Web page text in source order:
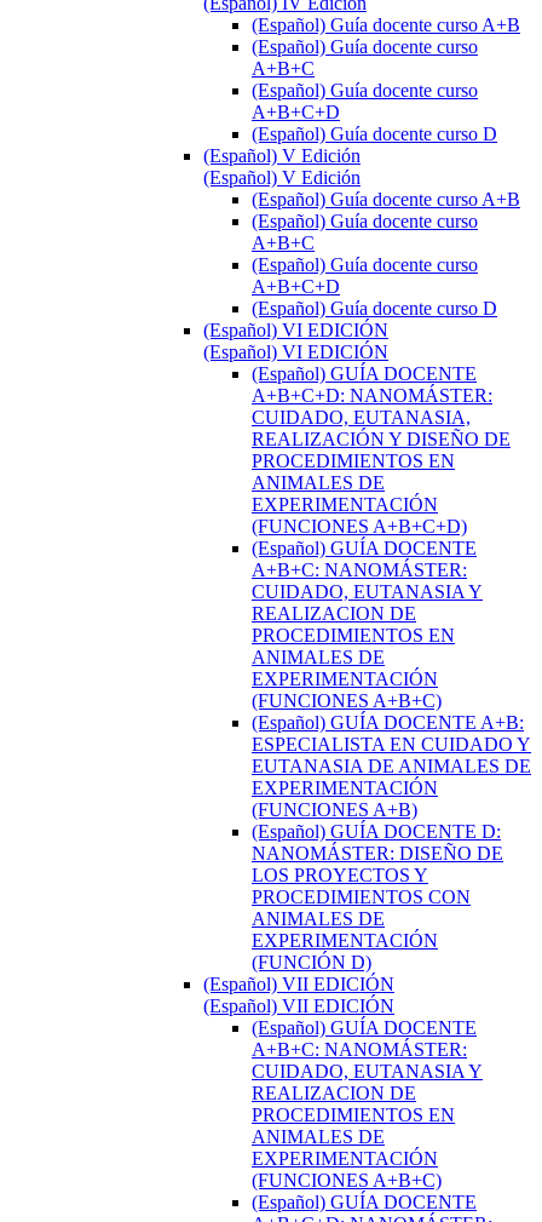
(Español) Guía docente curso A+B
(Español) Guía docente curso
A+B+C
(Español) Guía docente curso
A+B+C+D
(Español) Guía docente curso D
(Español) V Edición
(Español) V Edición
(Español) Guía docente curso A+B
(Español) Guía docente curso
A+B+C
(Español) Guía docente curso
A+B+C+D
(Español) Guía docente curso D
(Español) VI EDICIÓN
(Español) VI EDICIÓN
(Español) GUÍA DOCENTE
A+B+C+D: NANOMÁSTER:
CUIDADO, EUTANASIA,
REALIZACIÓN Y DISEÑO DE
PROCEDIMIENTOS EN
ANIMALES DE
EXPERIMENTACIÓN
(FUNCIONES A+B+C+D)
(Español) GUÍA DOCENTE
A+B+C: NANOMÁSTER:
CUIDADO, EUTANASIA Y
REALIZACION DE
PROCEDIMIENTOS EN
ANIMALES DE
EXPERIMENTACIÓN
(FUNCIONES A+B+C)
(Español) GUÍA DOCENTE A+B:
ESPECIALISTA EN CUIDADO Y
EUTANASIA DE ANIMALES DE
EXPERIMENTACIÓN
(FUNCIONES A+B)
(Español) GUÍA DOCENTE D:
NANOMÁSTER: DISEÑO DE
LOS PROYECTOS Y
PROCEDIMIENTOS CON
ANIMALES DE
EXPERIMENTACIÓN
(FUNCIÓN D)
(Español) VII EDICIÓN
(Español) VII EDICIÓN
(Español) GUÍA DOCENTE
A+B+C: NANOMÁSTER:
CUIDADO, EUTANASIA Y
REALIZACION DE
PROCEDIMIENTOS EN
ANIMALES DE
EXPERIMENTACIÓN
(FUNCIONES A+B+C)
(Español) GUÍA DOCENTE